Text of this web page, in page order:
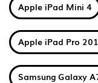
Apple iPad Mini 4
Apple iPad Pro
Samsung Galaxy